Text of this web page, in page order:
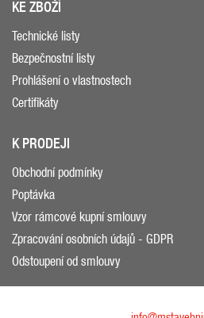
KE ZBOŽÍ
Technické listy
Bezpečnostní listy
Prohlášení o vlastnostech
Certifikáty
K PRODEJI
Obchodní podmínky
Poptávka
Vzor rámcové kupní smlouvy
Zpracování osobních údajů - GDPR
Odstoupení od smlouvy